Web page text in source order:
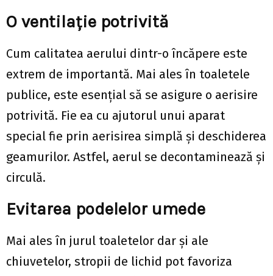
O ventilație potrivită
Cum calitatea aerului dintr-o încăpere este
extrem de importantă. Mai ales în toaletele
publice, este esențial să se asigure o aerisire
potrivită. Fie ea cu ajutorul unui aparat
special fie prin aerisirea simplă și deschiderea
geamurilor. Astfel, aerul se decontaminează și
circulă.
Evitarea podelelor umede
Mai ales în jurul toaletelor dar și ale
chiuvetelor, stropii de lichid pot favoriza